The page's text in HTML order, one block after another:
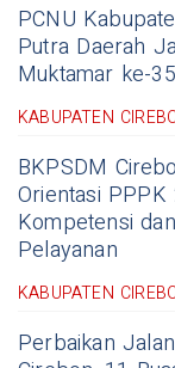
PCNU
Putra Daerah
Muktamar ke-
KABUPATEN
BKPSDM
Orientasi PPPK
Kompetensi
Pelayanan
KABUPATEN
Perbaikan